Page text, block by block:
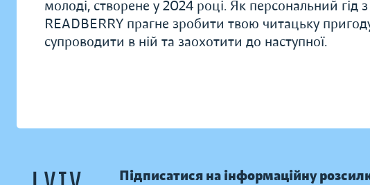
молоді, створене у 2024 році. Як персональний гід
READBERRY прагне зробити твою читацьку
супроводити в ній та заохотити до наступної.
Підписатися на інформаційну